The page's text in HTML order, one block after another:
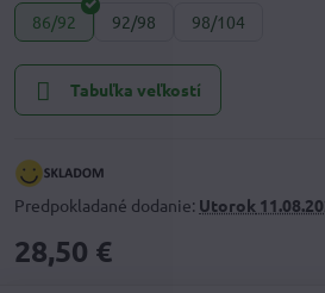
86/92
92/98 98/104
Tabuľka veľkostí
Predpokladané dodanie: Utorok
28,50 €